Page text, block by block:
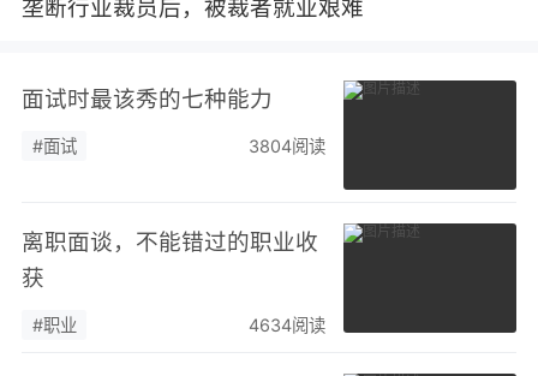
垄断行业裁员后，被裁者就业艰难
面试时最该秀的七种能力
#面试 3804阅读
离职面谈，不能错过的职业收
获
#职业 4634阅读